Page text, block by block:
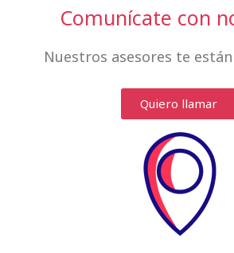
Comunícate con
Nuestros asesores te
Quiero llamar